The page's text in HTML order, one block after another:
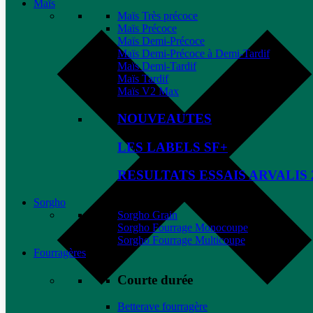
Maïs
Maïs Très précoce
Maïs Précoce
Maïs Demi-Précoce
Maïs Demi-Précoce à Demi-Tardif
Maïs Demi-Tardif
Maïs Tardif
Maïs V2 Max
NOUVEAUTES
LES LABELS SF+
RESULTATS ESSAIS ARVALIS
Sorgho
Sorgho Grain
Sorgho Fourrage Monocoupe
Sorgho Fourrage Multicoupe
Fourragères
Courte durée
Betterave fourragère